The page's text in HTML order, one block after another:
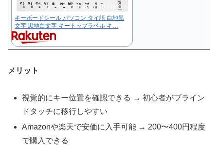
キーボードシール パソコン タイ語 白地黒
文字 黒地白文字 キートップラベル キ…
メリット
視覚的にキー位置を確認できる → 初心者がブライン
ドタッチに移行しやすい
Amazonや楽天で安価に入手可能 → 200〜400円程度
で購入できる